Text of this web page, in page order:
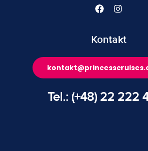
Kontakt
Tel.: (+48) 22 222